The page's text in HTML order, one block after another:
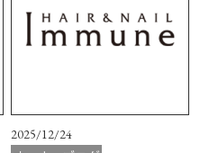
2025/12/24